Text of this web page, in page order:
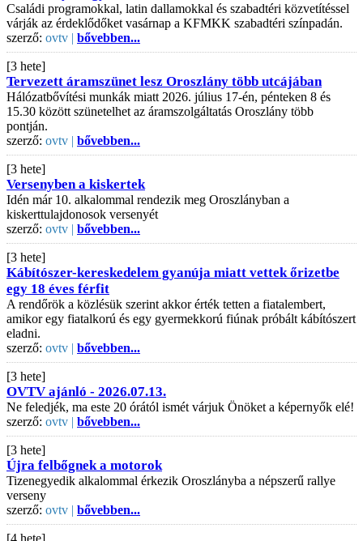
Családi programokkal, latin dallamokkal és szabadtéri közvetítéssel
várják az érdeklődőket vasárnap a KFMKK szabadtéri színpadán.
szerző: ovtv | bővebben...
[3 hete]
Tervezett áramszünet lesz Oroszlány több utcájában
Hálózatbővítési munkák miatt 2026. július 17-én, pénteken 8 és
15.30 között szünetelhet az áramszolgáltatás Oroszlány több
pontján.
szerző: ovtv | bővebben...
[3 hete]
Versenyben a kiskertek
Idén már 10. alkalommal rendezik meg Oroszlányban a
kiskerttulajdonosok versenyét
szerző: ovtv | bővebben...
[3 hete]
Kábítószer-kereskedelem gyanúja miatt vettek őrizetbe
egy 18 éves férfit
A rendőrök a közlésük szerint akkor érték tetten a fiatalembert,
amikor egy fiatalkorú és egy gyermekkorú fiúnak próbált kábítószert
eladni.
szerző: ovtv | bővebben...
[3 hete]
OVTV ajánló - 2026.07.13.
Ne feledjék, ma este 20 órától ismét várjuk Önöket a képernyők elé!
szerző: ovtv | bővebben...
[3 hete]
Újra felbőgnek a motorok
Tizenegyedik alkalommal érkezik Oroszlányba a népszerű rallye
verseny
szerző: ovtv | bővebben...
[4 hete]